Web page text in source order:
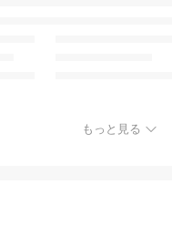
もっと見る